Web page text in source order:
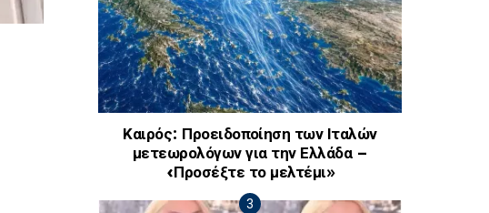
Καιρός: Προειδοποίηση των Ιταλών
μετεωρολόγων για την Ελλάδα –
«Προσέξτε το μελτέμι»